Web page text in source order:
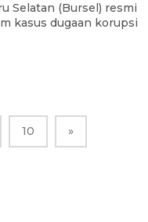
Selatan (Bursel) resmi
kasus dugaan korupsi
10 »